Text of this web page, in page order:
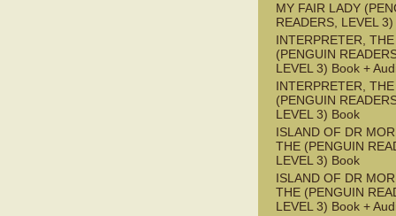
MY FAIR LADY
READERS, LEVEL
INTERPRETER, THE
(PENGUIN
LEVEL 3) Book +
INTERPRETER, THE
(PENGUIN
LEVEL 3) Book
ISLAND OF DR
THE (PENGUIN
LEVEL 3) Book
ISLAND OF DR
THE (PENGUIN
LEVEL 3) Book +